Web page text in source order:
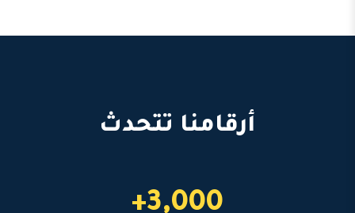
أرقامنا تتحدث
3,000+